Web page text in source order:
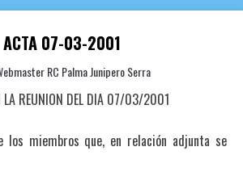
ACTA 07-03-2001
RC Palma Junipero Serra
LA REUNION DEL DIA 07/03/2001
los miembros que, en relación adjunta se